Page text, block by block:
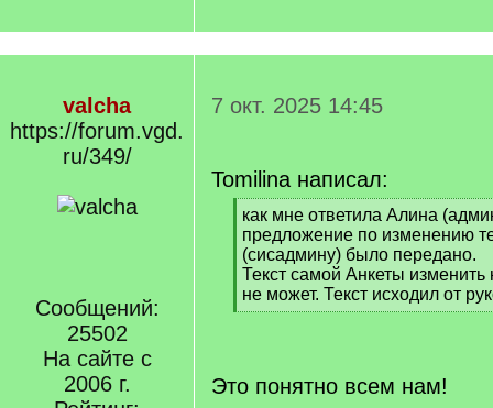
valcha
https://forum.vgd.
ru/349/
Сообщений:
25502
На сайте с
2006 г.
7 окт. 2025 14:45
Tomilina написал:
[
q
]
как мне ответила Алина
предложение по изменению
(сисадмину) было передано.
Текст самой Анкеты изменить
не может. Текст исходил от
[
Это понятно всем нам!